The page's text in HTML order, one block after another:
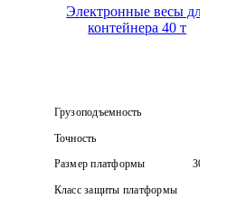
Электронные весы для
контейнера 40 т
Грузоподъемность
Точность
Размер платформы
Класс защиты платформы